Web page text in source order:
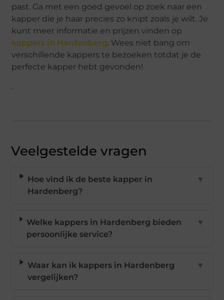
past. Ga met een goed gevoel op zoek naar een
kapper die je haar precies zo knipt zoals je wilt. Je
kunt meer informatie en prijzen vinden op
kappers in Hardenberg. Wees niet bang om
verschillende kappers te bezoeken totdat je de
perfecte kapper hebt gevonden!
.
Veelgestelde vragen
Hoe vind ik de beste kapper in
Hardenberg?
▼
Welke kappers in Hardenberg bieden
persoonlijke service?
▼
Waar kan ik kappers in Hardenberg
vergelijken?
▼